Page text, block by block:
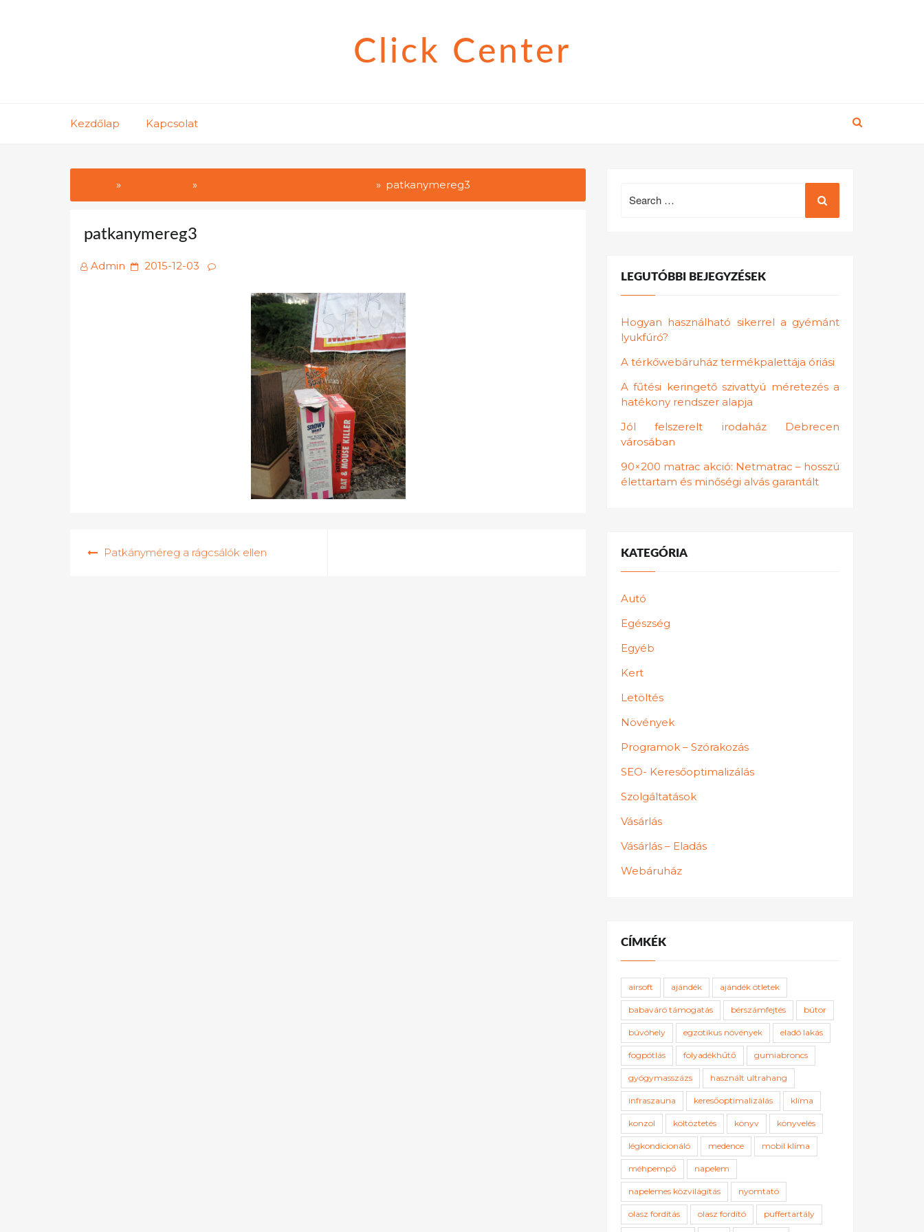
Click Center
Kezdőlap Kapcsolat
patkanymereg3
patkanymereg3
Admin
Posted
2015-12-03
navigáció
Patkányméreg a rágcsálók ellen
for:
LEGUTÓBBI BEJEGYZÉSEK
Hogyan használható sikerrel a gyémánt
lyukfúró?
A térkőwebáruház termékpalettája óriási
A fűtési keringető szivattyú méretezés a
hatékony rendszer alapja
Jól felszerelt irodaház Debrecen
városában
90×200 matrac akció: Netmatrac – hosszú
élettartam és minőségi alvás garantált
KATEGÓRIA
Autó
Egészség
Egyéb
Kert
Letöltés
Növények
Programok – Szórakozás
SEO- Keresőoptimalizálás
Szolgáltatások
Vásárlás
Vásárlás – Eladás
Webáruház
CÍMKÉK
airsoft ajándék ajándék ötletek
babaváró támogatás bérszámfejtés bútor
búvóhely egzotikus növények eladó lakás
fogpótlás folyadékhűtő gumiabroncs
gyógymasszázs használt ultrahang
infraszauna keresőoptimalizálás klíma
konzol költöztetés könyv könyvelés
légkondicionáló medence mobil klíma
méhpempő napelem
napelemes közvilágítás nyomtató
olasz fordítás olasz fordító puffertartály